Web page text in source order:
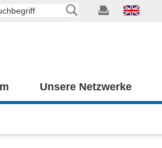
Unsere Netzwerke